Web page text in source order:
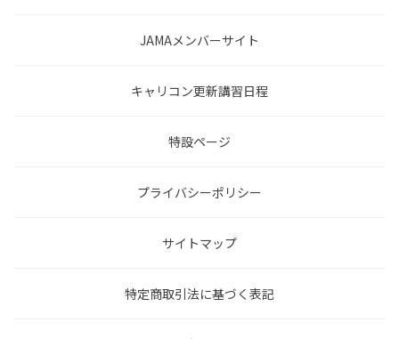
JAMAメンバーサイト
キャリコン更新講習日程
特設ページ
プライバシーポリシー
サイトマップ
特定商取引法に基づく表記